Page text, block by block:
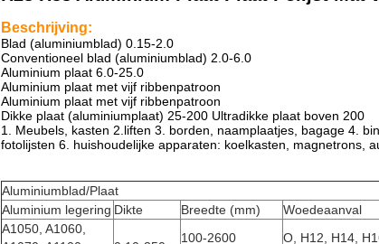
Beschrijving:
Blad (aluminiumblad) 0.15-2.0
Conventioneel blad (aluminiumblad) 2.0-6.0
Aluminium plaat 6.0-25.0
Aluminium plaat met vijf ribbenpatroon
Aluminium plaat met vijf ribbenpatroon
Dikke plaat (aluminiumplaat) 25-200 Ultradikke plaat boven 200
1. Meubels, kasten 2.liften 3. borden, naamplaatjes, bagage 4.
fotolijsten 6. huishoudelijke apparaten: koelkasten, magnetrons,
Aluminiumblad/Plaat
Aluminium legering Dikte Breedte (mm)
Woedeaanval
A1050, A1060,
100-2600
O, H12, H14,